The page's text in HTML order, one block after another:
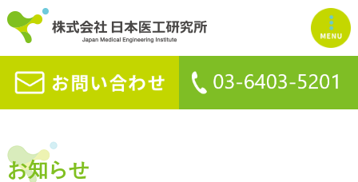
お知らせ